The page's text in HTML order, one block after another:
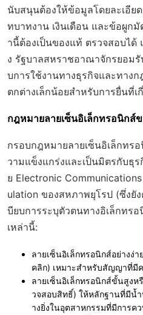
นับสนุนต้องให้ข้อมูลโดยละเอีย
ทบาทงาน เงินเดือน และข้อผูก
านี้ต้องเป็นของแท้ ตรวจสอบได้
ง รัฐบาลสหราชอาณาจักรยอม
บการใช้งานทางธุรกิจและทา
ตกต่างเล็กน้อยสำหรับการยื่นที่เ
กฎหมายลายเซ็นอิเล็กทรอนิกส์
กรอบกฎหมายลายเซ็นอิเล็กท
วามแข็งแกร่งและเป็นมิตรกับธุ
ย Electronic
ulation ของสหภาพยุโรป (ซึ่งยั
บียบการระบุตัวตนทางอิเล็กทร
เหล่านี้:
ลายเซ็นอิเล็กทรอนิกส์อย่างง่
คลิก) เหมาะสำหรับสัญญาที่มีค
ลายเซ็นอิเล็กทรอนิกส์ขั้นสูง
วจสอบสิทธิ์) ให้หลักฐานที่มีน้
างยิ่งในอุตสาหกรรมที่มีการค